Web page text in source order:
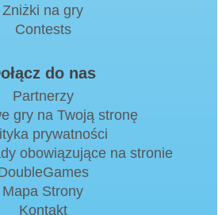
Zniżki na gry
Contests
do nas
Partnerzy
gry na Twoją stronę
prywatności
obowiązujące na stronie
Mapa Strony
Kontakt